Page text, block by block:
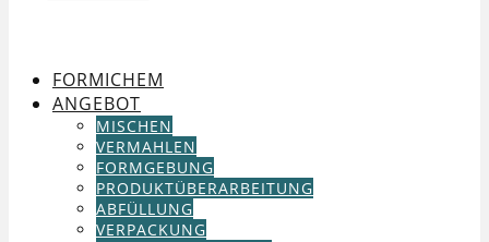
FORMICHEM
ANGEBOT
MISCHEN
VERMAHLEN
FORMGEBUNG
PRODUKTÜBERARBEITUNG
ABFÜLLUNG
VERPACKUNG